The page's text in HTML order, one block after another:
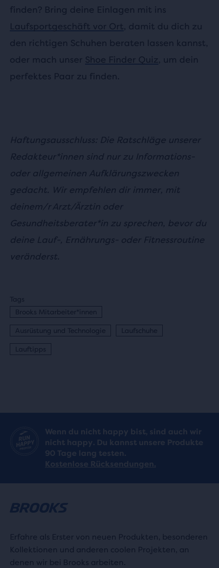
finden? Bring deine Einlagen mit ins
Laufsportgeschäft vor Ort, damit du dich zu
den richtigen Schuhen beraten lassen kannst,
oder mach unser Shoe Finder Quiz, um dein
perfektes Paar zu finden.
Haftungsausschluss: Die Ratschläge unserer
Redakteur*innen sind nur zu Informations-
oder allgemeinen Aufklärungszwecken
gedacht. Wir empfehlen dir immer, mit
deinem/r Arzt/Ärztin oder
Gesundheitsberater*in zu sprechen, bevor du
deine Lauf-, Ernährungs- oder Fitnessroutine
veränderst.
Tags
Brooks Mitarbeiter*innen
Ausrüstung und Technologie Laufschuhe
Lauftipps
Wenn du nicht happy bist, sind auch wir
nicht happy. Du kannst unsere Produkte
90 Tage lang testen.
Kostenlose Rücksendungen.
Erfahre als Erster von neuen Produkten, besonderen
Kollektionen und anderen coolen Projekten, an
denen wir bei Brooks arbeiten.